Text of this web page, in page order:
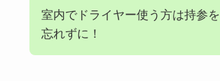
室内でドライヤー使う方は持参を
忘れずに！